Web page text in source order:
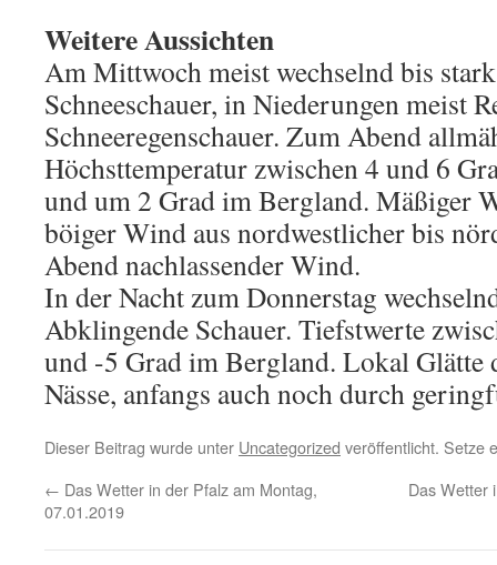
Weitere Aussichten
Am Mittwoch meist wechselnd bis
Schneeschauer, in Niederungen meist
Schneeregenschauer. Zum Abend
Höchsttemperatur zwischen 4 und 6
und um 2 Grad im Bergland. Mäßiger
böiger Wind aus nordwestlicher bis
Abend nachlassender Wind.
In der Nacht zum Donnerstag
Abklingende Schauer. Tiefstwerte
und -5 Grad im Bergland. Lokal Glätte
Nässe, anfangs auch noch durch
Dieser Beitrag wurde unter Uncategorized veröffentlicht. Setze
← Das Wetter in der Pfalz am Montag,
07.01.2019
Das Wetter